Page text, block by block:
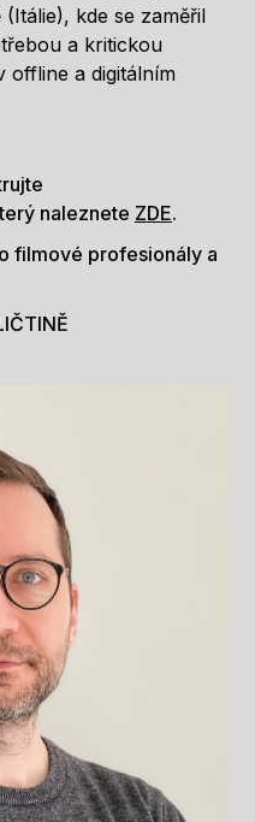
kde se zaměřil
a kritickou
offline a digitálním
naleznete ZDE.
filmové profesionály a